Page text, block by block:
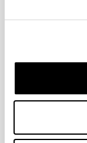
ilustración
ilustración
Iñaki
Çinta